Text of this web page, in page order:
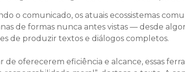
o comunicado, os atuais ecossistemas
de formas nunca antes vistas — desde
de produzir textos e diálogos completos.
de oferecerem eficiência e alcance, essas